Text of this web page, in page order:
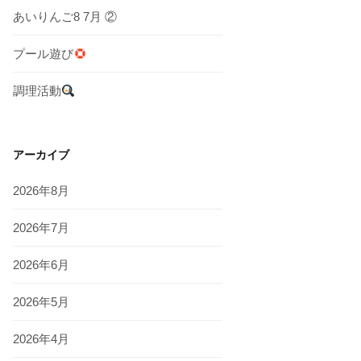
あいりんご8 7月 ②
プール遊び
調理活動
アーカイブ
2026年8月
2026年7月
2026年6月
2026年5月
2026年4月